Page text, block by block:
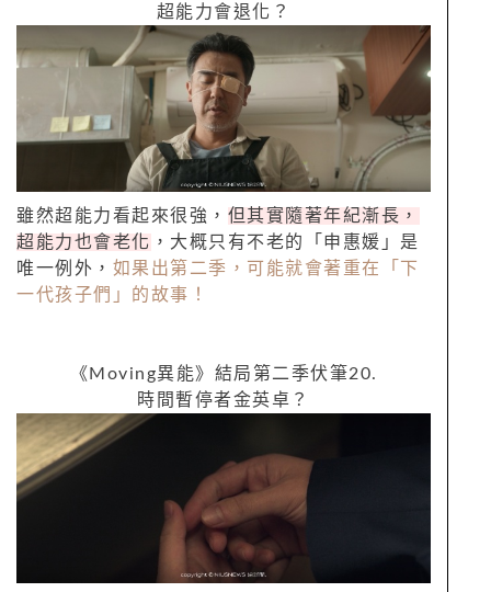
超能力會退化？
雖然超能力看起來很強， 但其實隨著年紀漸長，
超能力也會老化 ，大概只有不老的「申惠媛」是
唯一例外， 如果出第二季，可能就會著重在「下
一代孩子們」的故事！
《 Moving異能》結局第二季伏筆20.
時間暫停者金英卓？